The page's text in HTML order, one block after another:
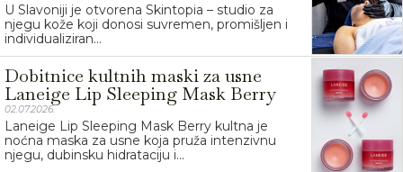
U Slavoniji je otvorena Skintopia – studio za
njegu kože koji donosi suvremen, promišljen i
individualiziran...
Dobitnice kultnih maski za usne
Laneige Lip Sleeping Mask Berry
02.07.2026.
Laneige Lip Sleeping Mask Berry kultna je
noćna maska za usne koja pruža intenzivnu
njegu, dubinsku hidrataciju i...